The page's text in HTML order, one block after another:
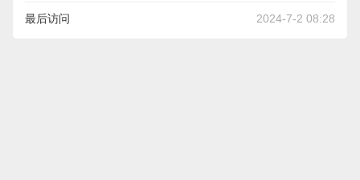
最后访问 2024-7-2 08:28